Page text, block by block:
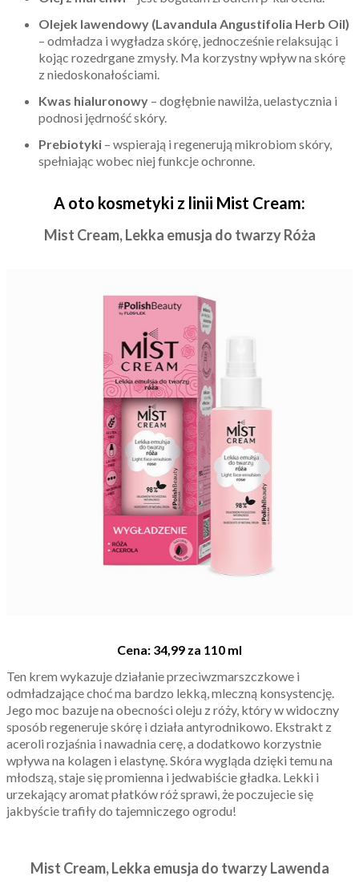
Olejek lawendowy (Lavandula Angustifolia Herb Oil)
– odmładza i wygładza skórę, jednocześnie relaksując i
kojąc rozedrgane zmysły. Ma korzystny wpływ na skórę
z niedoskonałościami.
Kwas hialuronowy – dogłębnie nawilża, uelastycznia i
podnosi jędrność skóry.
Prebiotyki – wspierają i regenerują mikrobiom skóry,
spełniając wobec niej funkcje ochronne.
A oto kosmetyki z linii Mist Cream:
Mist Cream, Lekka emusja do twarzy Róża
Cena: 34,99 za 110 ml
Ten krem wykazuje działanie przeciwzmarszczkowe i
odmładzające choć ma bardzo lekką, mleczną konsystencję.
Jego moc bazuje na obecności oleju z róży, który w widoczny
sposób regeneruje skórę i działa antyrodnikowo. Ekstrakt z
aceroli rozjaśnia i nawadnia cerę, a dodatkowo korzystnie
wpływa na kolagen i elastynę. Skóra wygląda dzięki temu na
młodszą, staje się promienna i jedwabiście gładka. Lekki i
urzekający aromat płatków róż sprawi, że poczujecie się
jakbyście trafiły do tajemniczego ogrodu!
Mist Cream, Lekka emusja do twarzy Lawenda